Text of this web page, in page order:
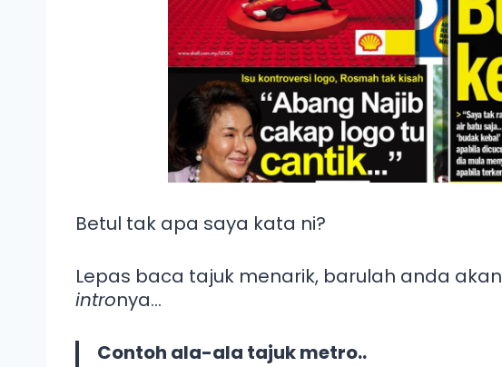
Betul tak apa saya kata ni?
Lepas baca tajuk menarik, barulah anda akan
intronya…
Contoh ala-ala tajuk metro..